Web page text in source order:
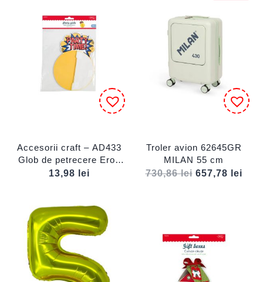
Accesorii craft – AD433
Glob de petrecere Erou
DACO
13,98 lei
Troler avion 62645GR
MILAN 55 cm
730,86lei 657,78 lei